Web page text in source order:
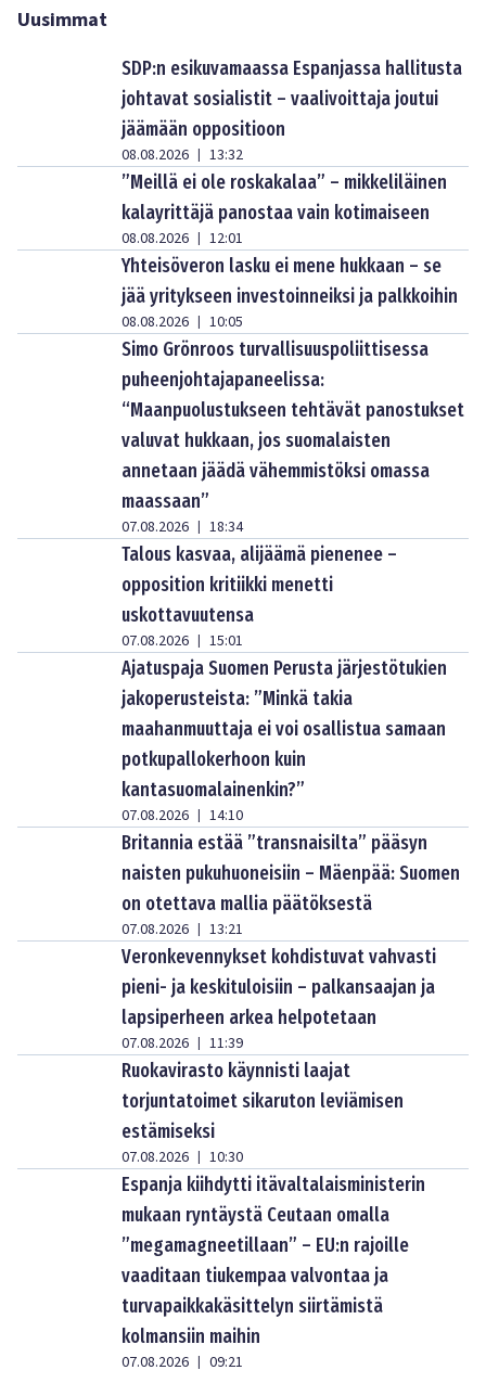
Uusimmat
SDP:n esikuvamaassa Espanjassa hallitusta
johtavat sosialistit – vaalivoittaja joutui
jäämään oppositioon
08.08.2026 | 13:32
”Meillä ei ole roskakalaa” – mikkeliläinen
kalayrittäjä panostaa vain kotimaiseen
08.08.2026 | 12:01
Yhteisöveron lasku ei mene hukkaan – se
jää yritykseen investoinneiksi ja palkkoihin
08.08.2026 | 10:05
Simo Grönroos turvallisuuspoliittisessa
puheenjohtajapaneelissa:
“Maanpuolustukseen tehtävät panostukset
valuvat hukkaan, jos suomalaisten
annetaan jäädä vähemmistöksi omassa
maassaan”
07.08.2026 | 18:34
Talous kasvaa, alijäämä pienenee –
opposition kritiikki menetti
uskottavuutensa
07.08.2026 | 15:01
Ajatuspaja Suomen Perusta järjestötukien
jakoperusteista: ”Minkä takia
maahanmuuttaja ei voi osallistua samaan
potkupallokerhoon kuin
kantasuomalainenkin?”
07.08.2026 | 14:10
Britannia estää ”transnaisilta” pääsyn
naisten pukuhuoneisiin – Mäenpää: Suomen
on otettava mallia päätöksestä
07.08.2026 | 13:21
Veronkevennykset kohdistuvat vahvasti
pieni- ja keskituloisiin – palkansaajan ja
lapsiperheen arkea helpotetaan
07.08.2026 | 11:39
Ruokavirasto käynnisti laajat
torjuntatoimet sikaruton leviämisen
estämiseksi
07.08.2026 | 10:30
Espanja kiihdytti itävaltalaisministerin
mukaan ryntäystä Ceutaan omalla
”megamagneetillaan” – EU:n rajoille
vaaditaan tiukempaa valvontaa ja
turvapaikkakäsittelyn siirtämistä
kolmansiin maihin
07.08.2026 | 09:21